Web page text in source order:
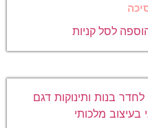
לסל קניות